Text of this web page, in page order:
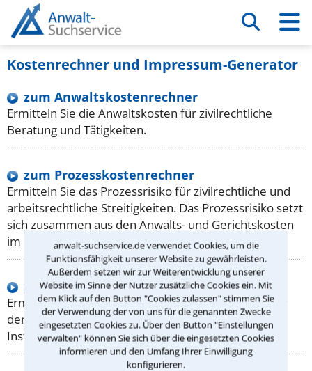
anwalt-suchservice.de verwendet Cookies, um die
Funktionsfähigkeit unserer Website zu gewährleisten.
Außerdem setzen wir zur Weiterentwicklung unserer
Website im Sinne der Nutzer zusätzliche Cookies ein. Mit
dem Klick auf den Button "Cookies zulassen" stimmen Sie
der Verwendung der von uns für die genannten Zwecke
eingesetzten Cookies zu. Über den Button "Einstellungen
verwalten" können Sie sich über die eingesetzten Cookies
informieren und den Umfang Ihrer Einwilligung
konfigurieren.
Kostenrechner und Impressum-Generator
zum Anwalts­kostenrechner
Ermitteln Sie die Anwaltskosten für zivilrechtliche
Beratung und Tätigkeiten.
zum Prozess­kostenrechner
Ermitteln Sie das Prozessrisiko für zivilrechtliche und
arbeitsrechtliche Streitigkeiten. Das Prozessrisiko setzt
sich zusammen aus den Anwalts- und Gerichtskosten
im Falle einer Klage.
zum Gerichts­kostenrechner
Ermitteln Sie die Gerichtsgebühren für Prozesse vor
den Zivil- und den Arbeitsgerichten in der ersten
Instanz.